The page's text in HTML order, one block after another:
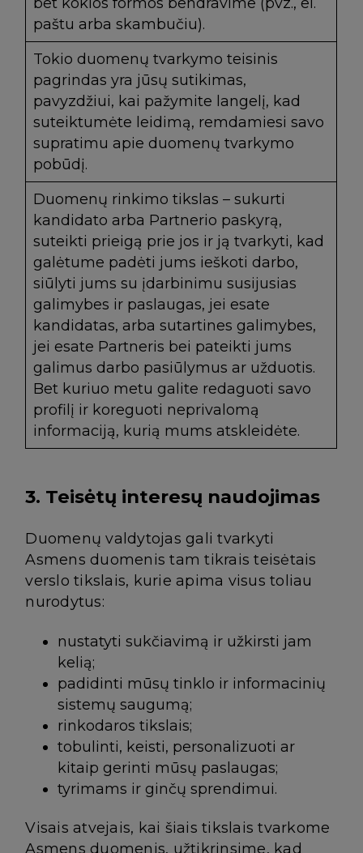
paštu arba skambučiu).
Tokio duomenų tvarkymo teisinis
pagrindas yra jūsų sutikimas,
pavyzdžiui, kai pažymite langelį, kad
suteiktumėte leidimą, remdamiesi savo
supratimu apie duomenų tvarkymo
pobūdį.
Duomenų rinkimo tikslas – sukurti
kandidato arba Partnerio paskyrą,
suteikti prieigą prie jos ir ją tvarkyti, kad
galėtume padėti jums ieškoti darbo,
siūlyti jums su įdarbinimu susijusias
galimybes ir paslaugas, jei esate
kandidatas, arba sutartines galimybes,
jei esate Partneris bei pateikti jums
galimus darbo pasiūlymus ar užduotis.
Bet kuriuo metu galite redaguoti savo
profilį ir koreguoti neprivalomą
informaciją, kurią mums atskleidėte.
3. Teisėtų interesų naudojimas
Duomenų valdytojas gali tvarkyti
Asmens duomenis tam tikrais teisėtais
verslo tikslais, kurie apima visus toliau
nurodytus:
nustatyti sukčiavimą ir užkirsti jam
kelią;
padidinti mūsų tinklo ir informacinių
sistemų saugumą;
rinkodaros tikslais;
tobulinti, keisti, personalizuoti ar
kitaip gerinti mūsų paslaugas;
tyrimams ir ginčų sprendimui.
Visais atvejais, kai šiais tikslais tvarkome
Asmens duomenis, užtikrinsime, kad